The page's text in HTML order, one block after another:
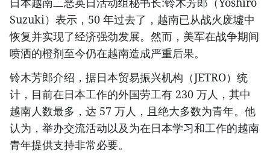
Suzuki）表示，50 年过去了，越南已从战火废墟中
恢复并实现了经济强劲发展。然而，美军在战争期间
喷洒的橙剂至今仍在越南造成严重后果。
铃木芳郎介绍，据日本贸易振兴机构（JETRO）统
计，目前在日本工作的外国劳工有 230 万人，其中
越南人数最多，达 57 万人，且绝大多数为青年。他
认为，举办交流活动以及为在日本学习和工作的越南
青年提供支持非常必要。